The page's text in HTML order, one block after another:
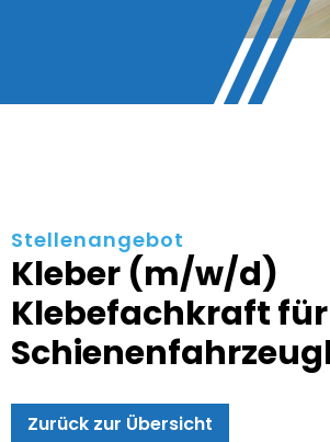
Stellenangebot
Kleber (m/w/d)
Klebefachkraft
Zurück zur Übersicht